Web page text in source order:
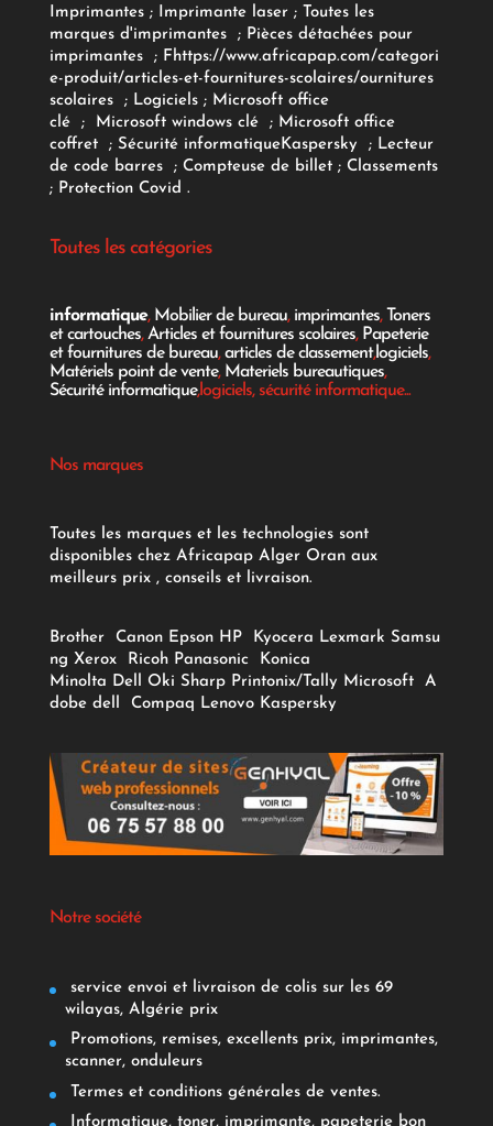
Imprimantes;Imprimante laser; Toutes les
marques d'imprimantes
; Pièces détachées pour
imprimantes
; F https://www.africapap.com/categori
e-produit/articles-et-fournitures-scolaires/ournitures
scolaires; Logiciels ; Microsoft office
clé
; Microsoft windows clé; Microsoft office
coffret ; Sécurité informatiqueKaspersky ; Lecteur
de code barres
; Compteuse de billet; Classements
; Protection Covid .
Toutes les catégories
informatique, Mobilier de bureau, imprimantes, Toners
et cartouches,Articles et fournitures scolaires, Papeterie
et fournitures de bureau,articles de classement,logiciels,
Matériels point de vente, Materiels bureautiques,
Sécurité informatique,logiciels, sécurité informatique...
Nos marques
Toutes les marques et les technologies sont
disponibles chez Africapap Alger Oran aux
meilleurs prix , conseils et livraison.
Brother Canon Epson HP Kyocera Lexmark Samsu
ng Xerox Ricoh Panasonic
Konica
Minolta Dell Oki Sharp Printonix/Tally Microsoft
A
dobe dell Compaq Lenovo Kaspersky
Notre société
service envoi et livraison de colis sur les 69
wilayas, Algérie prix
Promotions, remises, excellents prix, imprimantes,
scanner, onduleurs
Termes et conditions générales de ventes.
Informatique, toner, imprimante, papeterie bon